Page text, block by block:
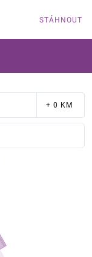
STÁHNOUT
+ 0 KM